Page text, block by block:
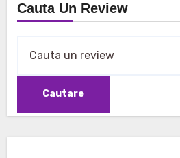
Cauta Un Review